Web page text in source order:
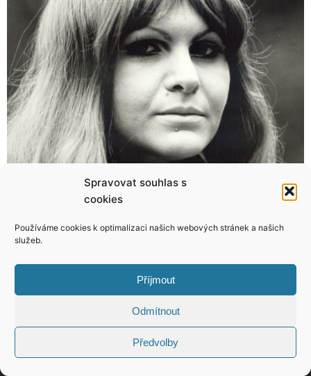
Spravovat souhlas s
cookies
Používáme cookies k optimalizaci našich webových stránek a našich
služeb.
Příjmout
Odmítnout
Předvolby
KONTAKT
Copyright © 2026 VIP Bulvár, All Rights
Reserved